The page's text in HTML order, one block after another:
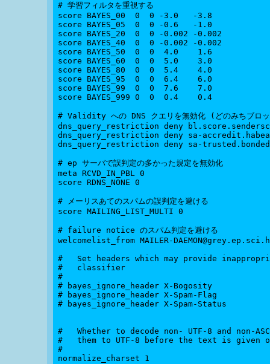
# 学習フィルタを重視する
score BAYES_00  0  0 -3.0   -3.8
score BAYES_05  0  0 -0.6   -1.0
score BAYES_20  0  0 -0.002 -0.002
score BAYES_40  0  0 -0.002 -0.002
score BAYES_50  0  0  4.0    1.6
score BAYES_60  0  0  5.0    3.0
score BAYES_80  0  0  5.4    4.0
score BAYES_95  0  0  6.4    6.0
score BAYES_99  0  0  7.6    7.0
score BAYES_999 0  0  0.4    0.4
# Validity への DNS クエリを無効化 (どのみちブロッ
dns_query_restriction deny
dns_query_restriction deny sa-
dns_query_restriction deny sa-
# ep サーバで誤判定の多かった規定を無効化
meta RCVD_IN_PBL 0
score RDNS_NONE 0
# メーリスあてのスパムの誤判定を避ける
score MAILING_LIST_MULTI 0
# failure notice のスパム判定を避ける
welcomelist_from MAILER-
#   Set headers which may provide
#   classifier
#
# bayes_ignore_header X-Bogosity
# bayes_ignore_header X-Spam-Flag
# bayes_ignore_header X-Spam-Status
#   Whether to decode non- UTF-8 and non-
#   them to UTF-8 before the text is given
#
normalize_charset 1